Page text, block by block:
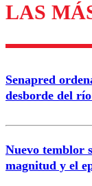
LAS
Senapred
desborde del
Nuevo temblor
magnitud y el